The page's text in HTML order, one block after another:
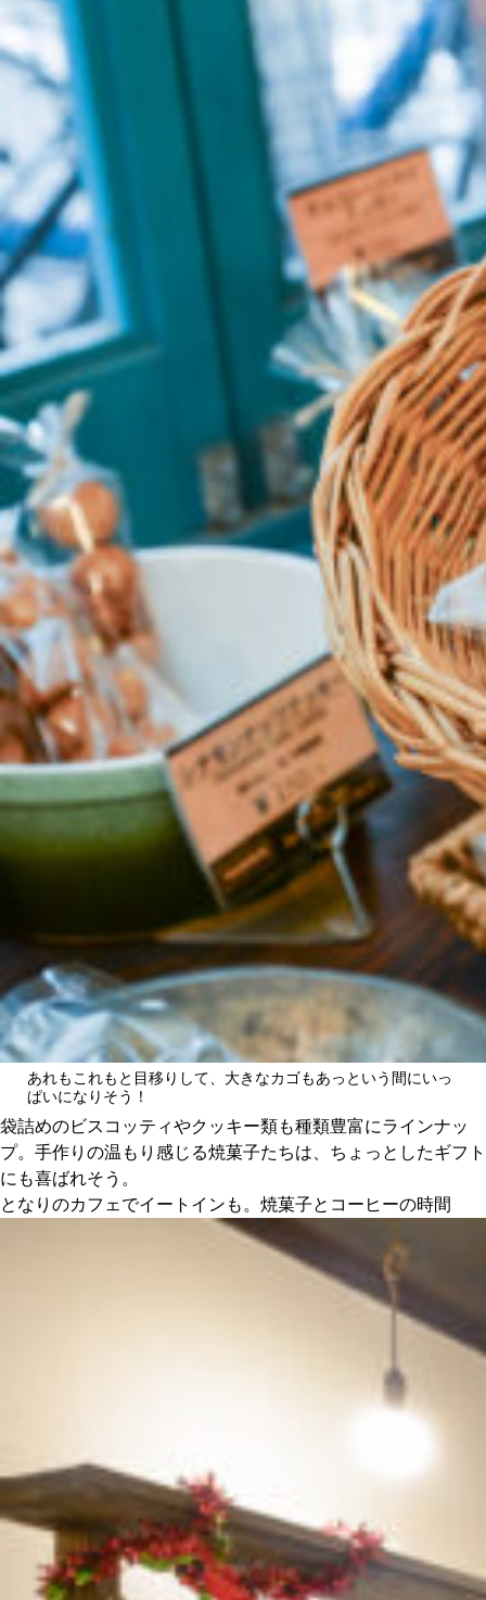
あれもこれもと目移りして、大きなカゴもあっという間にいっ
ぱいになりそう！
袋詰めのビスコッティやクッキー類も種類豊富にラインナッ
プ。手作りの温もり感じる焼菓子たちは、ちょっとしたギフト
にも喜ばれそう。
となりのカフェでイートインも。焼菓子とコーヒーの時間